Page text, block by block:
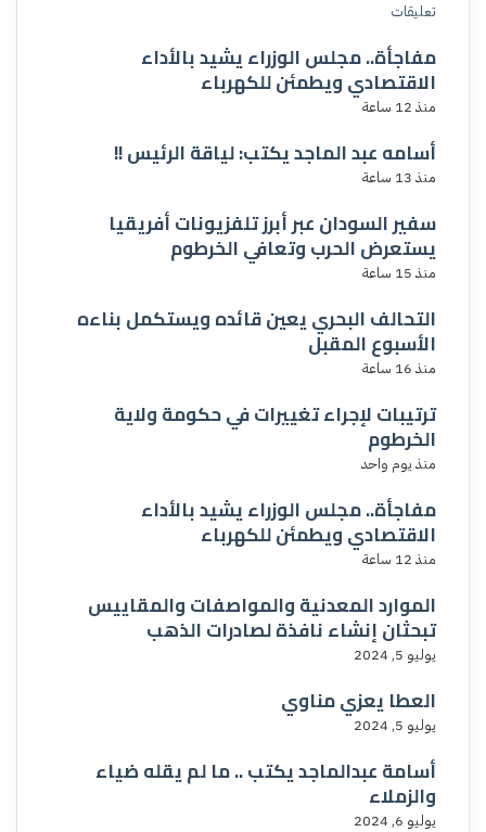
تعليقات
مفاجأة.. مجلس الوزراء يشيد بالأداء
الاقتصادي ويطمئن للكهرباء
منذ 12 ساعة
أسامه عبد الماجد يكتب: لياقة الرئيس !!
منذ 13 ساعة
سفير السودان عبر أبرز تلفزيونات أفريقيا
يستعرض الحرب وتعافي الخرطوم
منذ 15 ساعة
التحالف البحري يعين قائده ويستكمل بناءه
الأسبوع المقبل
منذ 16 ساعة
ترتيبات لإجراء تغييرات في حكومة ولاية
الخرطوم
منذ يوم واحد
مفاجأة.. مجلس الوزراء يشيد بالأداء
الاقتصادي ويطمئن للكهرباء
منذ 12 ساعة
الموارد المعدنية والمواصفات والمقاييس
تبحثان إنشاء نافذة لصادرات الذهب
يوليو 5, 2024
العطا يعزي مناوي
يوليو 5, 2024
أسامة عبدالماجد يكتب .. ما لم يقله ضياء
والزملاء
يوليو 6, 2024